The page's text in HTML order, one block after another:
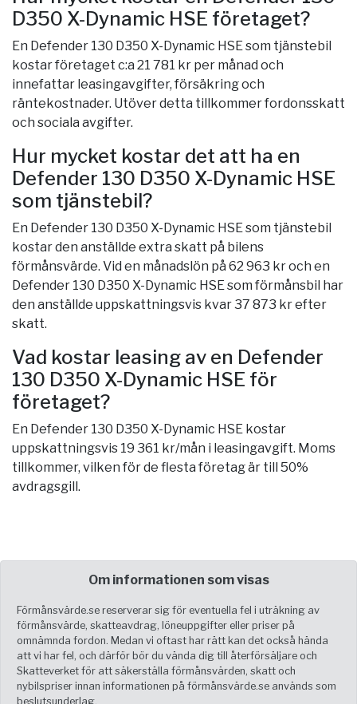
D350 X-Dynamic HSE företaget?
En Defender 130 D350 X-Dynamic HSE som tjänstebil
kostar företaget c:a 21 781 kr per månad och
innefattar leasingavgifter, försäkring och
räntekostnader. Utöver detta tillkommer fordonsskatt
och sociala avgifter.
Hur mycket kostar det att ha en
Defender 130 D350 X-Dynamic HSE
som tjänstebil?
En Defender 130 D350 X-Dynamic HSE som tjänstebil
kostar den anställde extra skatt på bilens
förmånsvärde. Vid en månadslön på 62 963 kr och en
Defender 130 D350 X-Dynamic HSE som förmånsbil har
den anställde uppskattningsvis kvar 37 873 kr efter
skatt.
Vad kostar leasing av en Defender
130 D350 X-Dynamic HSE för
företaget?
En Defender 130 D350 X-Dynamic HSE kostar
uppskattningsvis 19 361 kr/mån i leasingavgift. Moms
tillkommer, vilken för de flesta företag är till 50%
avdragsgill.
Om informationen som visas
Förmånsvärde.se reserverar sig för eventuella fel i uträkning av
förmånsvärde, skatteavdrag, löneuppgifter eller priser på
omnämnda fordon. Medan vi oftast har rätt kan det också hända
att vi har fel, och därför bör du vända dig till återförsäljare och
Skatteverket för att säkerställa förmånsvärden, skatt och
nybilspriser innan informationen på förmånsvärde.se används som
beslutsunderlag.